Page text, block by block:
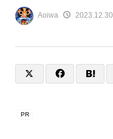
Aoiwa 2023.12.30